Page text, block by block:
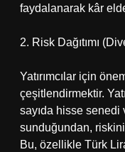
faydalanarak kâr
2. Risk Dağıtımı
Yatırımcılar için
çeşitlendirmektir.
sayıda hisse
sunduğundan,
Bu, özellikle Türk